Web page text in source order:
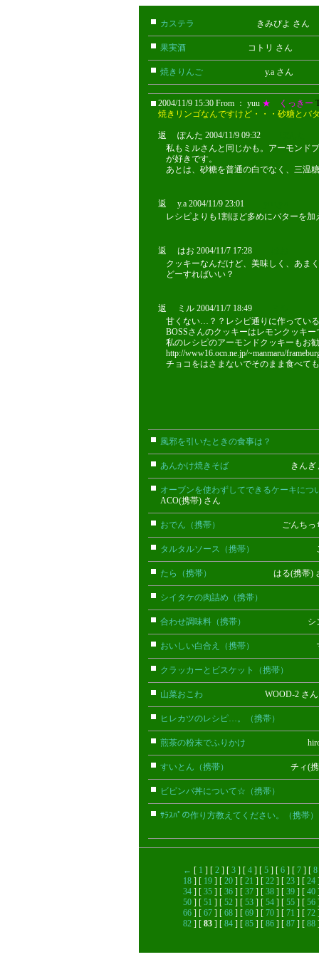
カステラ きみぴよ さん
果実酒 コトリ さん
焼きりんご y.a さん
2004/11/9 15:30 From ： yuu ★ くっきー
焼きリンゴなんですけど・・・砂糖とバ
返 ぽんた 2004/11/9 09:32
私もミルさんと同じかも。アーモンド
が好きです。
あとは、砂糖を普通の白でなく、三温
返 y.a 2004/11/9 23:01
レシピよりも1割ほど多めにバターを
返 はお 2004/11/7 17:28
クッキーなんだけど、美味しく、あま
どーすればいい？
返 ミル 2004/11/7 18:49
甘くない…？？レシピ通りに作ってい
BOSSさんのクッキーはレモンクッキー
私のレシピのアーモンドクッキーもお
http://www16.ocn.ne.jp/~manmaru/
チョコをはさまないでそのまま食べて
風邪を引いたときの食事は？
あんかけ焼きそば きんぎょ
オーブンを使わずしてできるケーキに
ACO(携帯) さん
おでん（携帯） ごんちっち(
タルタルソース（携帯） ごん
たら（携帯） はる(携帯)
シイタケの肉詰め（携帯）
合わせ調味料（携帯） シン(携
おいしい白合え（携帯） マルミ(
クラッカーとビスケット（携帯）
山菜おこわ WOOD-2 さ
ヒレカツのレシピ…。（携帯）
煎茶の粉末でふりかけ hiroko
すいとん（携帯） チィ(携帯)
ビビンバ丼について☆（携帯）
ｻﾗｽﾊﾟの作り方教えてください。（携帯）
← [ 1 ] [ 2 ] [ 3 ] [ 4 ] [ 5 ] [ 6 ] [ 7 ] [ 8
18 ] [ 19 ] [ 20 ] [ 21 ] [ 22 ] [ 23 ] [ 24
34 ] [ 35 ] [ 36 ] [ 37 ] [ 38 ] [ 39 ] [ 40
50 ] [ 51 ] [ 52 ] [ 53 ] [ 54 ] [ 55 ] [ 56
66 ] [ 67 ] [ 68 ] [ 69 ] [ 70 ] [ 71 ] [ 72
82 ] [ 83 ] [ 84 ] [ 85 ] [ 86 ] [ 87 ] [ 88